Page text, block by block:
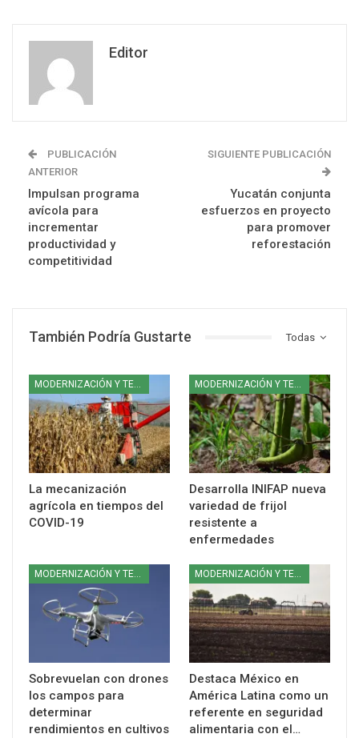
Editor
PUBLICACIÓN
ANTERIOR
Impulsan programa
avícola para
incrementar
productividad y
competitividad
SIGUIENTE PUBLICACIÓN
Yucatán conjunta
esfuerzos en proyecto
para promover
reforestación
Todas
También Podría Gustarte
MODERNIZACIÓN Y TECNOLOGÍA
La mecanización
agrícola en tiempos del
COVID-19
MODERNIZACIÓN Y TECNOLOGÍA
Desarrolla INIFAP nueva
variedad de frijol
resistente a
enfermedades
MODERNIZACIÓN Y TECNOLOGÍA
Sobrevuelan con drones
los campos para
determinar
rendimientos en cultivos
MODERNIZACIÓN Y TECNOLOGÍA
Destaca México en
América Latina como un
referente en seguridad
alimentaria con el…